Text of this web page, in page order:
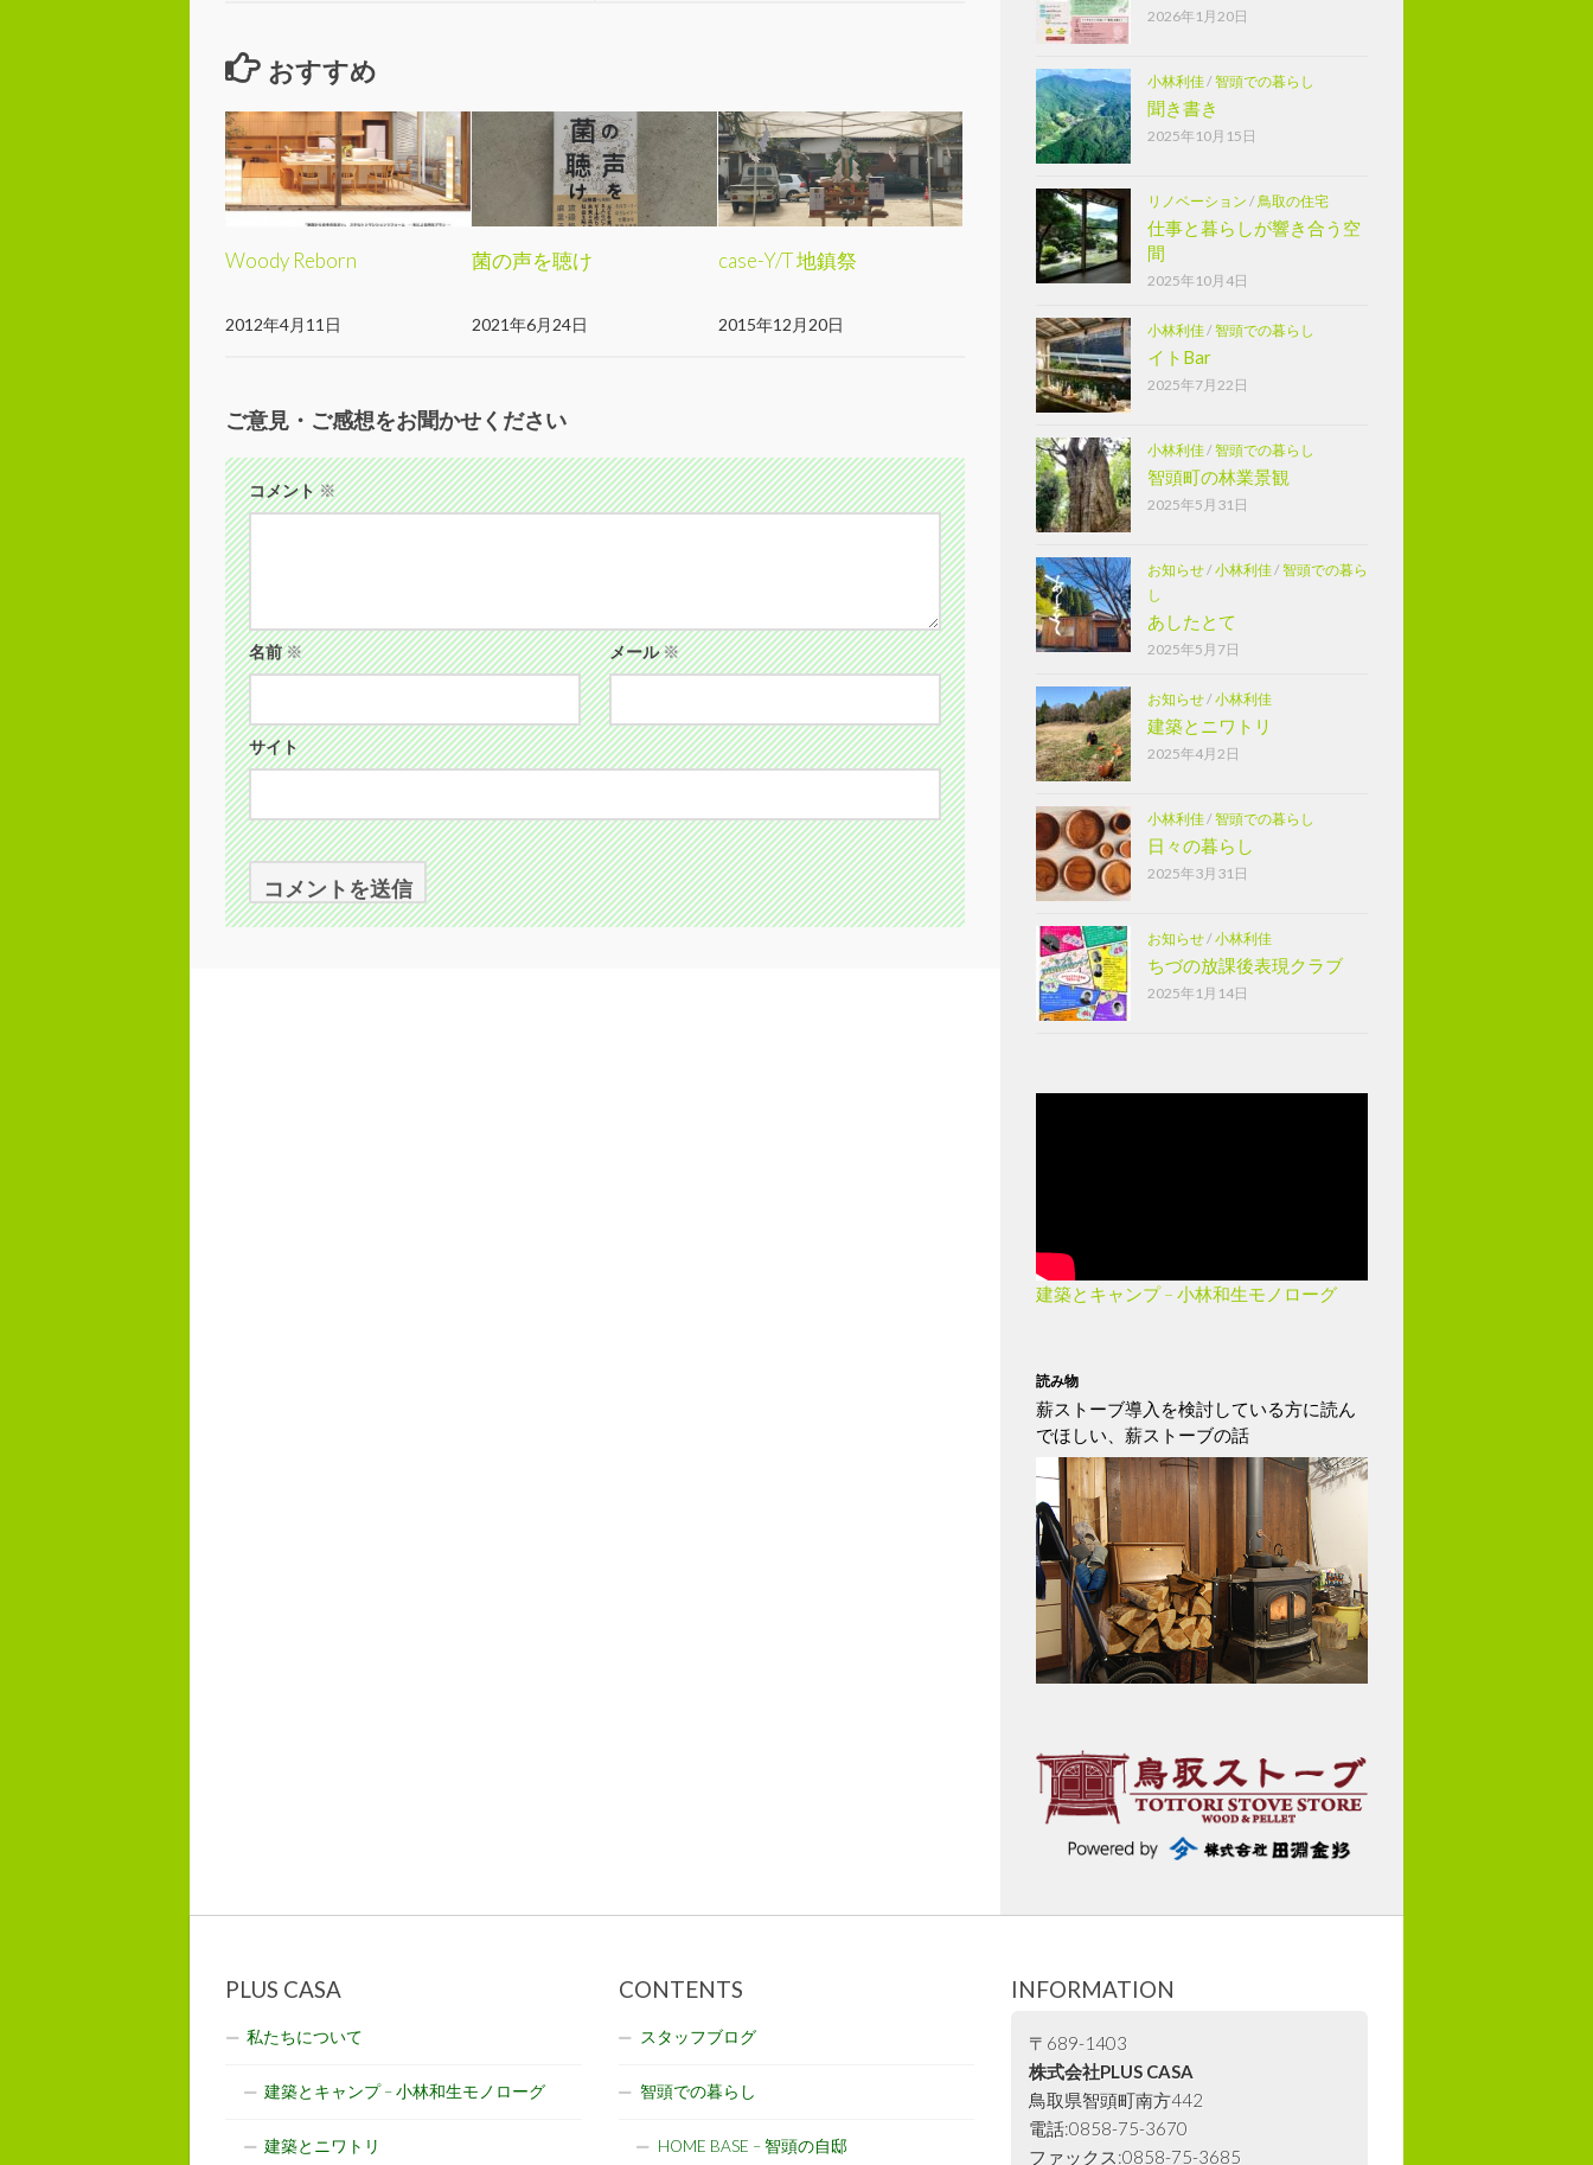
おすすめ
Woody Reborn
2012年4月11日
菌の声を聴け
2021年6月24日
case-Y/T 地鎮祭
2015年12月20日
ご意見・ご感想をお聞かせください
コメント※
名前※ メール※
サイト
2026年1月20日
小林利佳/智頭での暮らし
聞き書き
2025年10月15日
リノベーション / 鳥取の住宅
仕事と暮らしが響き合う空
間
2025年10月4日
小林利佳/智頭での暮らし
イトBar
2025年7月22日
小林利佳/智頭での暮らし
智頭町の林業景観
2025年5月31日
お知らせ/小林利佳/智頭での暮ら
し
あしたとて
2025年5月7日
お知らせ/小林利佳
建築とニワトリ
2025年4月2日
小林利佳/智頭での暮らし
日々の暮らし
2025年3月31日
お知らせ/小林利佳
ちづの放課後表現クラブ
2025年1月14日
建築とキャンプ – 小林和生モノローグ
読み物
薪ストーブ導入を検討している方に読ん
でほしい、薪ストーブの話
PLUS CASA
私たちについて
建築とキャンプ – 小林和生モノローグ
建築とニワトリ
CONTENTS
スタッフブログ
智頭での暮らし
HOME BASE – 智頭の自邸
INFORMATION
〒689-1403
株式会社PLUS CASA
鳥取県智頭町南方442
電話:0858-75-3670
ファックス:0858-75-3685